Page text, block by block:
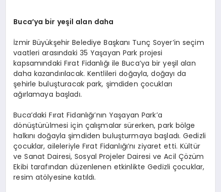
Buca’ya bir yeşil alan daha
İzmir Büyükşehir Belediye Başkanı Tunç Soyer’in seçim
vaatleri arasındaki 35 Yaşayan Park projesi
kapsamındaki Fırat Fidanlığı ile Buca’ya bir yeşil alan
daha kazandırılacak. Kentlileri doğayla, doğayı da
şehirle buluşturacak park, şimdiden çocukları
ağırlamaya başladı.
Buca’daki Fırat Fidanlığı’nın Yaşayan Park’a
dönüştürülmesi için çalışmalar sürerken, park bölge
halkını doğayla şimdiden buluşturmaya başladı. Gedizli
çocuklar, aileleriyle Fırat Fidanlığı’nı ziyaret etti. Kültür
ve Sanat Dairesi, Sosyal Projeler Dairesi ve Acil Çözüm
Ekibi tarafından düzenlenen etkinlikte Gedizli çocuklar,
resim atölyesine katıldı.